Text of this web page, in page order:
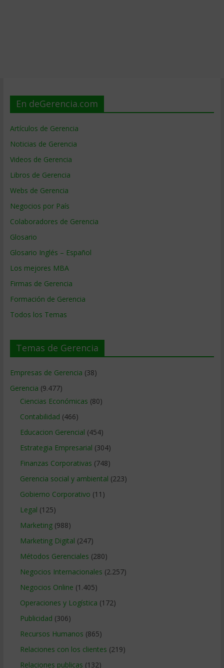
En deGerencia.com
Artículos de Gerencia
Noticias de Gerencia
Videos de Gerencia
Libros de Gerencia
Webs de Gerencia
Negocios por País
Colaboradores de Gerencia
Glosario
Glosario Inglés – Español
Los mejores MBA
Firmas de Gerencia
Formación de Gerencia
Todos los Temas
Temas de Gerencia
Empresas de Gerencia (38)
Gerencia (9.477)
Ciencias Económicas (80)
Contabilidad (466)
Educacion Gerencial (454)
Estrategia Empresarial (304)
Finanzas Corporativas (748)
Gerencia social y ambiental (223)
Gobierno Corporativo (11)
Legal (125)
Marketing(988)
Marketing Digital (247)
Métodos Gerenciales (280)
Negocios Internacionales (2.257)
Negocios Online (1.405)
Operaciones y Logística (172)
Publicidad (306)
Recursos Humanos (865)
Relaciones con los clientes (219)
Relaciones publicas (132)